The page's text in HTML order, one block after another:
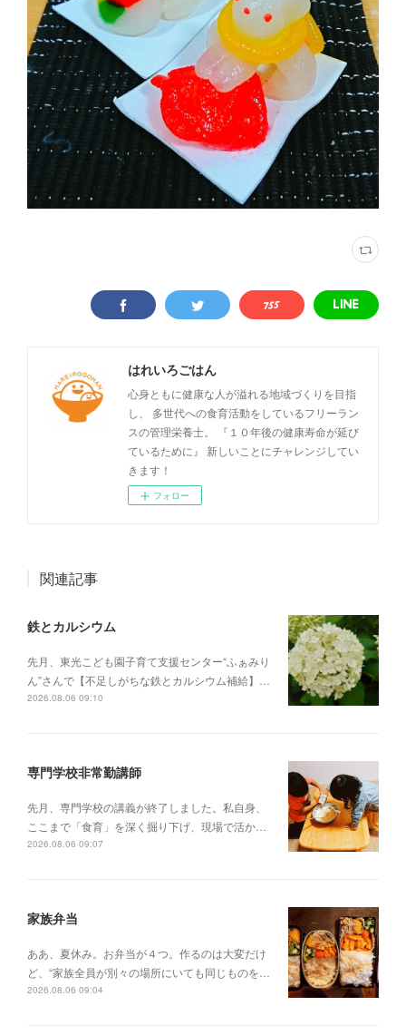
はれいろごはん
心身ともに健康な人が溢れる地域づくりを目指
し、 多世代への食育活動をしているフリーラン
スの管理栄養士。 『１０年後の健康寿命が延び
ているために』 新しいことにチャレンジしてい
きます！
フォロー
関連記事
鉄とカルシウム
先月、東光こども園子育て支援センター“ふぁみり
ん”さんで【不足しがちな鉄とカルシウム補給】…
2026.08.06 09:10
専門学校非常勤講師
先月、専門学校の講義が終了しました。私自身、
ここまで「食育」を深く掘り下げ、現場で活か…
2026.08.06 09:07
家族弁当
ああ、夏休み。お弁当が４つ。作るのは大変だけ
ど、“家族全員が別々の場所にいても同じものを…
2026.08.06 09:04